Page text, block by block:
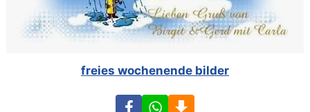
freies wochenende bilder
FacebookWhatsApp